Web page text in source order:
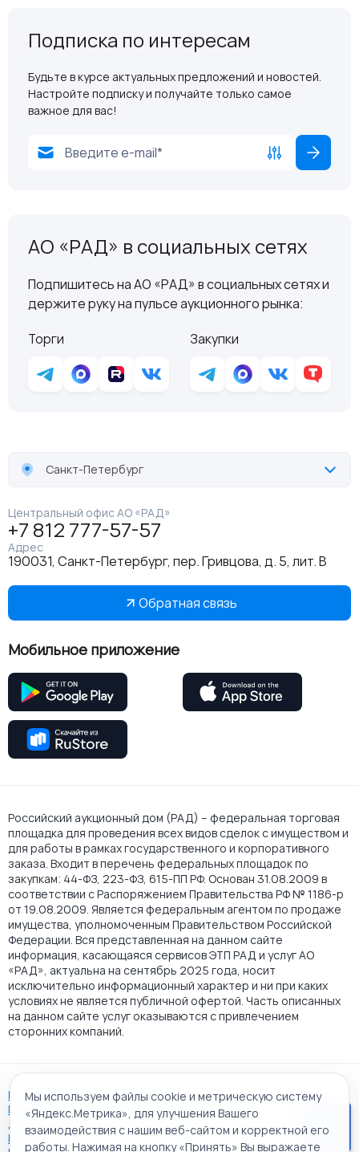
Подписка по интересам
Будьте в курсе актуальных предложений и новостей.
Настройте подписку и получайте только самое
важное для вас!
АО «РАД» в социальных сетях
Подпишитесь на АО «РАД» в социальных сетях и
держите руку на пульсе аукционного рынка:
Торги
Закупки
Санкт-Петербург
Центральный офис АО «РАД»
+7 812 777-57-57
Адрес
190031, Санкт-Петербург, пер. Гривцова, д. 5, лит. В
Обратная связь
Мобильное приложение
Российский аукционный дом (РАД) – федеральная торговая
площадка для проведения всех видов сделок с имуществом и
для работы в рамках государственного и корпоративного
заказа. Входит в перечень федеральных площадок по
закупкам: 44-ФЗ, 223-ФЗ, 615-ПП РФ. Основан 31.08.2009 в
соответствии с Распоряжением Правительства РФ № 1186-р
от 19.08.2009. Является федеральным агентом по продаже
имущества, уполномоченным Правительством Российской
Федерации. Вся представленная на данном сайте
информация, касающаяся сервисов ЭТП РАД и услуг АО
«РАД», актуальна на сентябрь 2025 года, носит
исключительно информационный характер и ни при каких
условиях не является публичной офертой. Часть описанных
на данном сайте услуг оказываются с привлечением
сторонних компаний.
Пользовательское соглашение
Политика АО "РАД" в отношении обработки персональных
данных
Политика обработки файлов cookie
Мы используем файлы cookie и метрическую систему
«Яндекс.Метрика», для улучшения Вашего
взаимодействия с нашим веб-сайтом и корректной его
работы. Нажимая на кнопку «Принять» Вы выражаете